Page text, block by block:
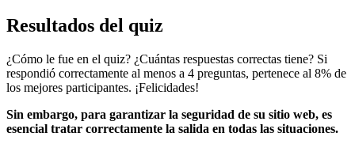
Resultados del quiz
¿Cómo le fue en el quiz? ¿Cuántas respuestas correctas tiene? Si
respondió correctamente al menos a 4 preguntas, pertenece al 8% de
los mejores participantes. ¡Felicidades!
Sin embargo, para garantizar la seguridad de su sitio web, es
esencial tratar correctamente la salida en todas las situaciones.